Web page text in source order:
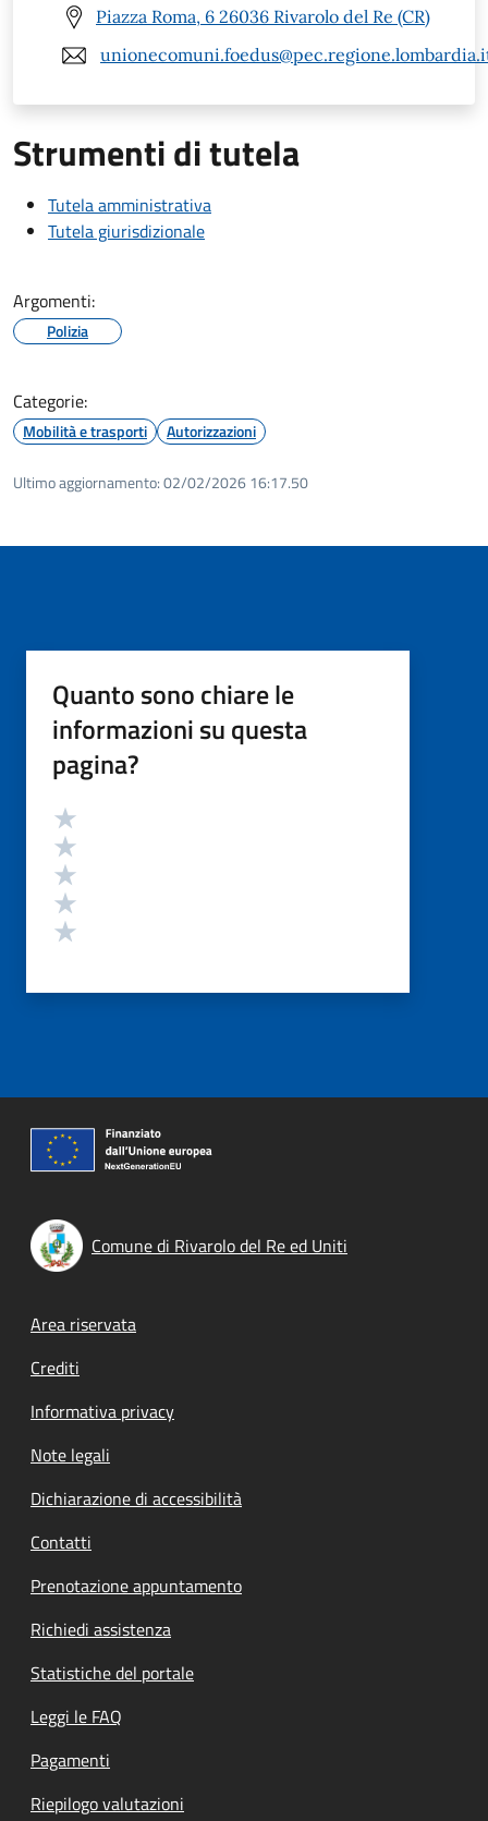
Piazza Roma, 6 26036 Rivarolo del Re (CR)
Strumenti di tutela
Tutela amministrativa
Tutela giurisdizionale
Argomenti:
Polizia
Categorie:
Mobilità e trasporti Autorizzazioni
Ultimo aggiornamento:02/02/2026 16:17.50
Quanto sono chiare le
informazioni su questa
pagina?
Valutazione
Comune di Rivarolo del Re ed Uniti
Footer menu
Area riservata
Crediti
Informativa privacy
Note legali
Dichiarazione di accessibilità
Contatti
Prenotazione appuntamento
Richiedi assistenza
Statistiche del portale
Leggi le FAQ
Pagamenti
Riepilogo valutazioni